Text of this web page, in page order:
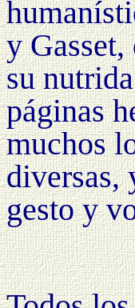
y
su
páginas
muchos
diversas,
gesto y